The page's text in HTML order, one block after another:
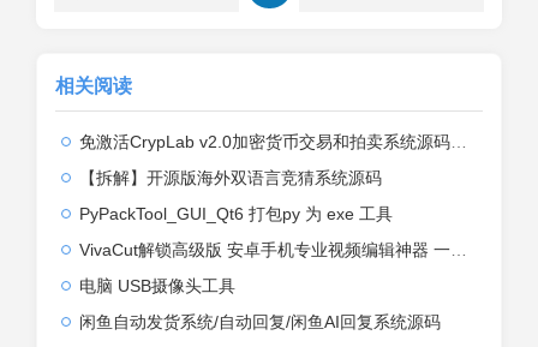
相关阅读
免激活CrypLab v2.0加密货币交易和拍卖系统源码，前台新增中文后台全部汉化
【拆解】开源版海外双语言竞猜系统源码
PyPackTool_GUI_Qt6 打包py 为 exe 工具
VivaCut解锁高级版 安卓手机专业视频编辑神器 一键式AI加持
电脑 USB摄像头工具
闲鱼自动发货系统/自动回复/闲鱼AI回复系统源码